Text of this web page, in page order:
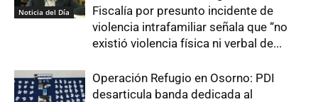
Noticia del Día
Fiscalía por presunto incidente de
violencia intrafamiliar señala que “no
existió violencia física ni verbal de...
Operación Refugio en Osorno: PDI
desarticula banda dedicada al